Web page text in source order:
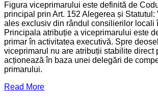
Figura viceprimarului este definită de
principal prin Art. 152 Alegerea și
ales exclusiv din rândul consilierilor locali
Principala atribuție a viceprimarului este
primar în activitatea executivă. Spre
viceprimarul nu are atribuții stabilite direct
acționează în baza unei delegări de
primarului.
Read More